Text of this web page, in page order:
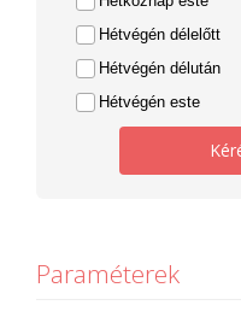
Hétvégén délelőtt
Hétvégén délután
Hétvégén este
Paraméterek